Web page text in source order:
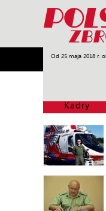
Od 25 maja 2018 r.
Armia
Kadry